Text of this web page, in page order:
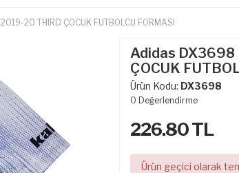
20 THIRD ÇOCUK FUTBOLCU FORMASI
Adidas DX3698
ÇOCUK
Ürün Kodu: DX3698
0 Değerlendirme
226.80TL
Ürün geçici olarak